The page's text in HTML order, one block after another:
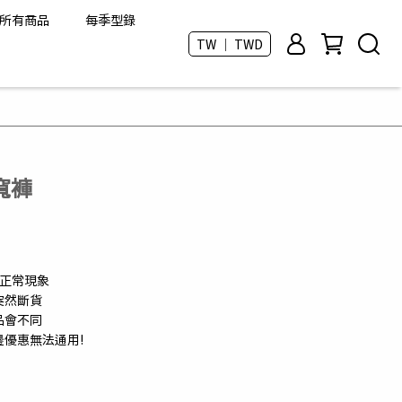
所有商品 每季型錄
TW ｜ TWD
褲
常現象
然斷貨
會不同
惠無法通用!